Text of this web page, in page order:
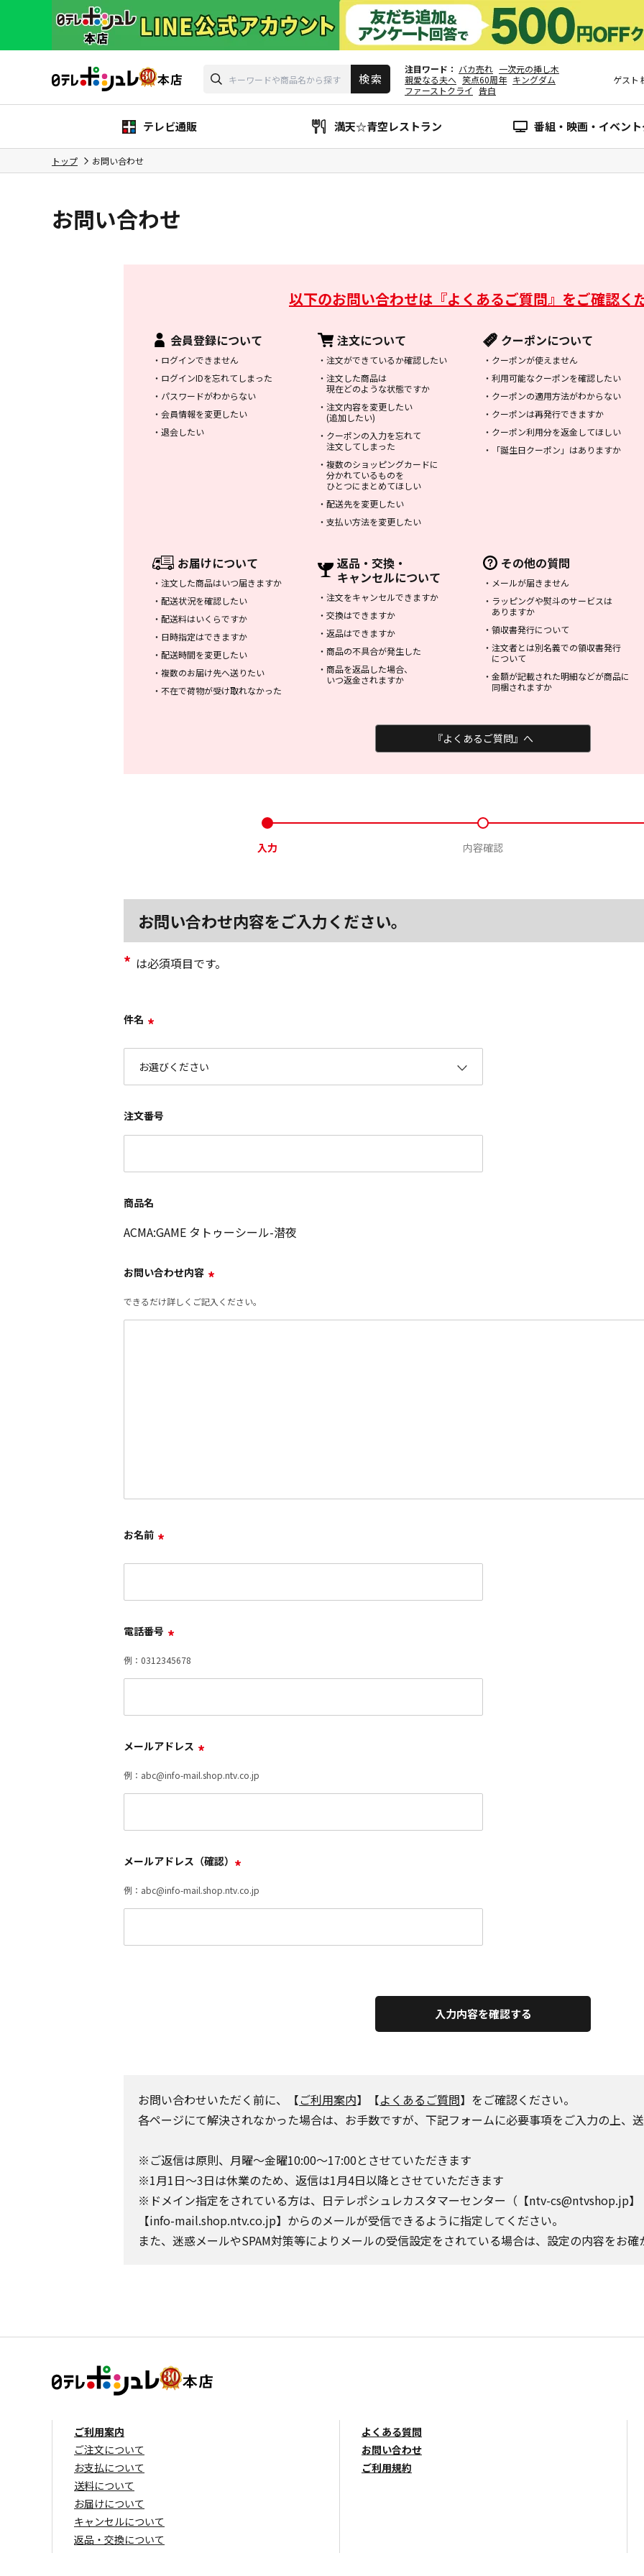
注目ワード バカ売れ 一次元の挿し木
親愛なる夫へ 笑点60周年 キングダム
ファーストクライ
告白
ゲスト
テレビ通販 満天☆青空レストラン 番組・映画・イベン
トップ お問い合わせ
お問い合わせ
以下のお問い合わせは 『よくあるご質問』をご確認く
会員登録について
・ ログインできません
・ ログインIDを忘れてしまった
・ パスワードがわからない
・ 会員情報を変更したい
・ 退会したい
注文について
・ 注文ができているか確認したい
・ 注文した商品は
現在どのような状態ですか
・ 注文内容を変更したい
(追加したい)
・ クーポンの入力を忘れて
注文してしまった
・ 複数のショッピングカードに
分かれているものを
ひとつにまとめてほしい
・ 配送先を変更したい
・ 支払い方法を変更したい
クーポンについて
・ クーポンが使えません
・ 利用可能なクーポンを確認したい
・ クーポンの適用方法がわからない
・ クーポンは再発行できますか
・ クーポン利用分を返金してほしい
・
「誕生日クーポン」はありますか
お届けについて
・ 注文した商品はいつ届きますか
・ 配送状況を確認したい
・ 配送料はいくらですか
・ 日時指定はできますか
・ 配送時間を変更したい
・ 複数のお届け先へ送りたい
・ 不在で荷物が受け取れなかった
返品・交換・
キャンセルについて
・ 注文をキャンセルできますか
・ 交換はできますか
・ 返品はできますか
・ 商品の不具合が発生した
・ 商品を返品した場合、
いつ返金されますか
その他の質問
・ メールが届きません
・ ラッピングや熨斗のサービスは
ありますか
・ 領収書発行について
・ 注文者とは別名義での領収書発行
について
・ 金額が記載された明細などが商品に
同梱されますか
『よくあるご質問』へ
入力 内容確認
お問い合わせ内容をご入力ください。
* は必須項目です。
件名 *
注文番号
商品名
ACMA:GAME タトゥーシール-潜夜
お問い合わせ内容 *
できるだけ詳しくご記入ください。
お名前 *
電話番号 *
例：0312345678
メールアドレス *
例：abc@info-mail.shop.ntv.co.jp
メールアドレス（確認） *
例：abc@info-mail.shop.ntv.co.jp
入力内容を確認する
お問い合わせいただく前に、【ご利用案内】【よくあるご質問】をご確認ください。
各ページにて解決されなかった場合は、お手数ですが、下記フォームに必要事項をご入力の上、
※ご返信は原則、月曜～金曜10:00～17:00とさせていただきます
※1月1日～3日は休業のため、返信は1月4日以降とさせていただきます
※ドメイン指定をされている方は、日テレポシュレカスタマーセンター（【ntv-cs@ntvshop.jp
【info-mail.shop.ntv.co.jp】からのメールが受信できるように指定してください。
また、迷惑メールやSPAM対策等によりメールの受信設定をされている場合は、設定の内容をお
ご利用案内
ご注文について
お支払について
送料について
お届けについて
キャンセルについて
返品・交換について
よくある質問
お問い合わせ
ご利用規約